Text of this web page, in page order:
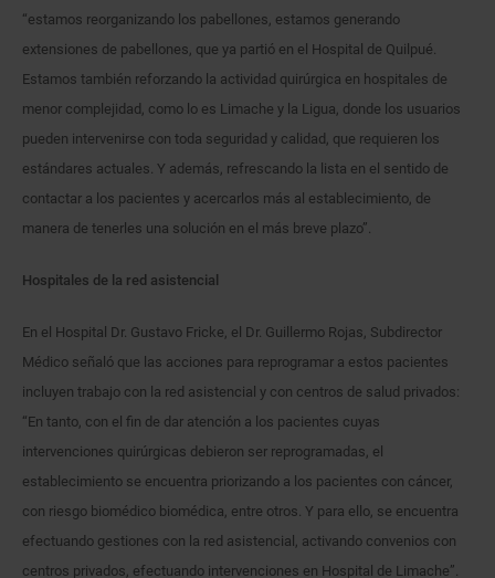
“estamos reorganizando los pabellones, estamos generando
extensiones de pabellones, que ya partió en el Hospital de Quilpué.
Estamos también reforzando la actividad quirúrgica en hospitales de
menor complejidad, como lo es Limache y la Ligua, donde los usuarios
pueden intervenirse con toda seguridad y calidad, que requieren los
estándares actuales. Y además, refrescando la lista en el sentido de
contactar a los pacientes y acercarlos más al establecimiento, de
manera de tenerles una solución en el más breve plazo”.
Hospitales de la red asistencial
En el Hospital Dr. Gustavo Fricke, el Dr. Guillermo Rojas, Subdirector
Médico señaló que las acciones para reprogramar a estos pacientes
incluyen trabajo con la red asistencial y con centros de salud privados:
“En tanto, con el fin de dar atención a los pacientes cuyas
intervenciones quirúrgicas debieron ser reprogramadas, el
establecimiento se encuentra priorizando a los pacientes con cáncer,
con riesgo biomédico biomédica, entre otros. Y para ello, se encuentra
efectuando gestiones con la red asistencial, activando convenios con
centros privados, efectuando intervenciones en Hospital de Limache”.